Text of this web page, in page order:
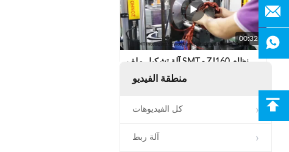
00:32
آلة تشكيل ملف SMT - ZJ160 نظام
هيدروليكي أوتوماتيكي لتشكيل الجزء
الثابت
منطقة الفيديو
كل الفيديوهات
آلة ربط